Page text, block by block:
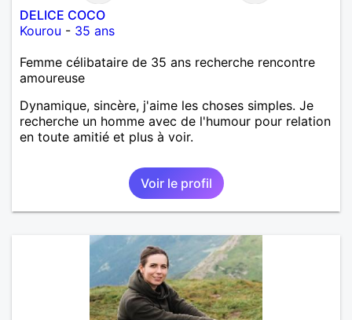
DELICE COCO
Kourou - 35 ans
Femme célibataire de 35 ans recherche rencontre
amoureuse
Dynamique, sincère, j'aime les choses simples. Je
recherche un homme avec de l'humour pour relation
en toute amitié et plus à voir.
Voir le profil